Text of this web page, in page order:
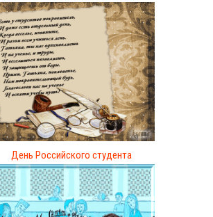
День Российского студента